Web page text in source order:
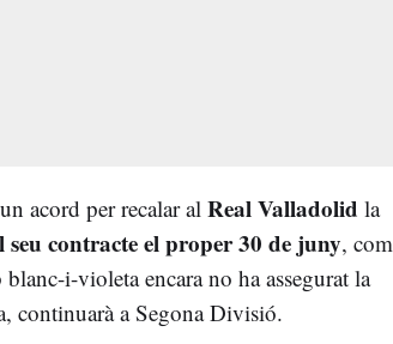
acord per recalar al Real Valladolid la
seu contracte el proper 30 de juny, com
i-violeta encara no ha assegurat la
continuarà a Segona Divisió.